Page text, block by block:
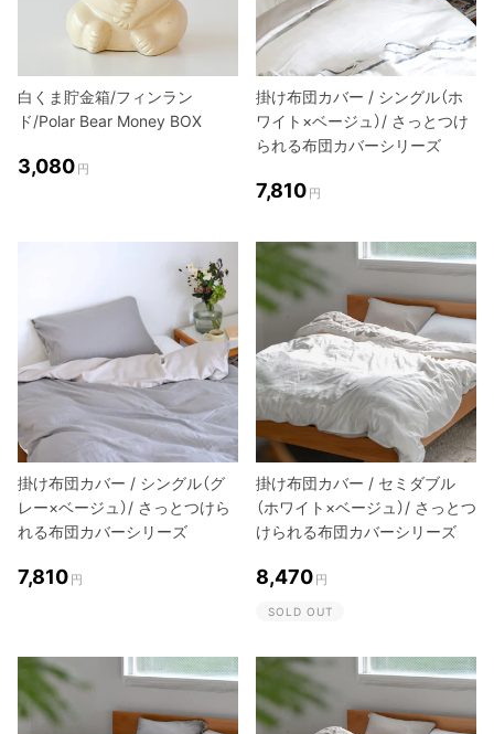
白くま貯金箱/フィンラン
ド/Polar Bear Money BOX
3,080 円
掛け布団カバー / シングル（ホ
ワイト×ベージュ）/ さっとつけ
られる布団カバーシリーズ
7,810 円
掛け布団カバー / シングル（グ
レー×ベージュ）/ さっとつけら
れる布団カバーシリーズ
7,810 円
掛け布団カバー / セミダブル
（ホワイト×ベージュ）/ さっとつ
けられる布団カバーシリーズ
8,470 円
SOLD OUT